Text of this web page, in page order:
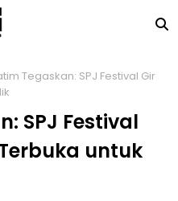
Tegaskan: SPJ Festival Gir
SPJ Festival
untuk